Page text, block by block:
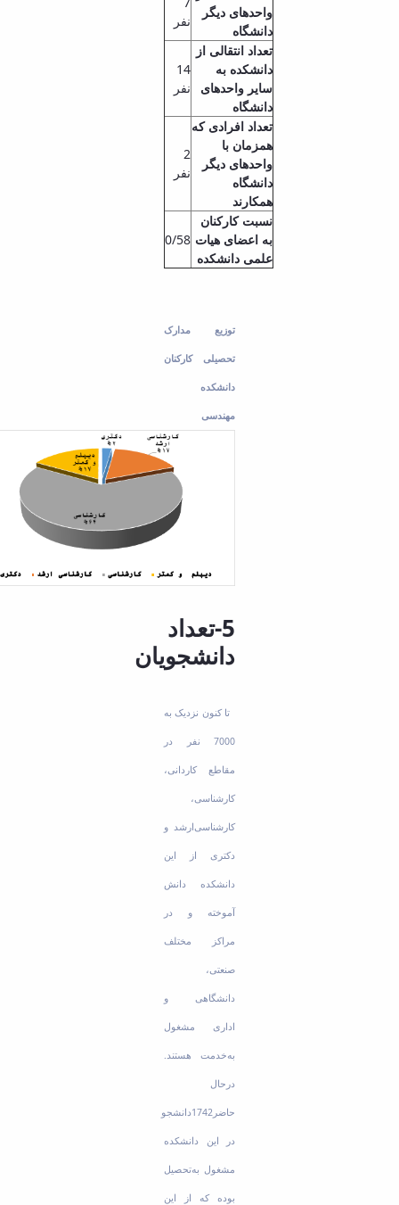
واحدهای دیگر
دانشگاه
نفر
تعداد انتقالی از
دانشکده به
سایر واحدهای
دانشگاه
14
نفر
تعداد افرادی که
همزمان با
واحدهای دیگر
دانشگاه
همکارند
2
نفر
نسبت کارکنان
به اعضای هیات
علمی دانشکده
0/58
توزیع مدارک
تحصیلی کارکنان
دانشکده
مهندسی
5-تعداد
دانشجویان
تا کنون نزدیک به
7000 نفر در
مقاطع کاردانی،
کارشناسی،
کارشناسی‌ارشد و
دکتری از این
دانشکده دانش
آموخته و در
مراکز مختلف
صنعتی،
دانشگاهی و
اداری مشغول
به‌خدمت هستند.
درحال
حاضر1742دانشجو
در این دانشکده
مشغول به‌تحصیل
بوده که از این